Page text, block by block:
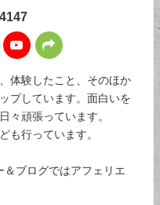
体験したこと、そのほか
プしています。面白いを
々頑張っています。
も行っています。
＆ブログではアフェリエ